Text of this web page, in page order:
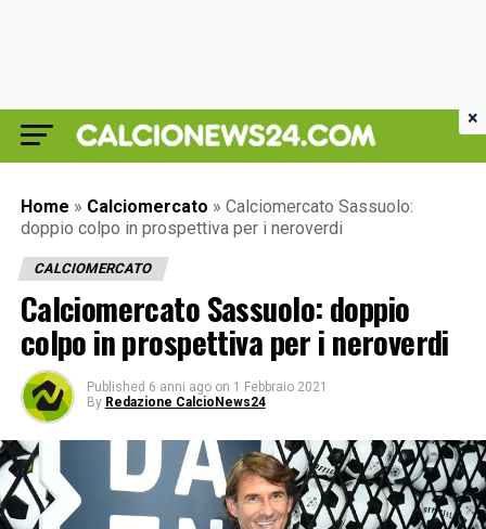
Home » Calciomercato » Calciomercato Sassuolo:
doppio colpo in prospettiva per i neroverdi
CALCIOMERCATO
Calciomercato Sassuolo: doppio
colpo in prospettiva per i neroverdi
Published 6 anni ago on 1 Febbraio 2021
By Redazione CalcioNews24
×